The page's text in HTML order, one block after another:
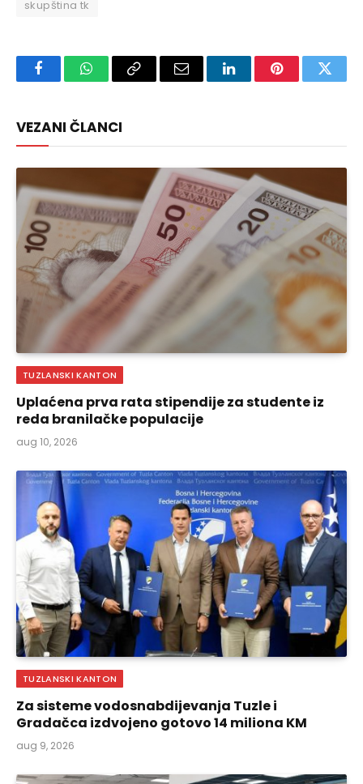
skupština tk
FacebookWhatsAppCopy
Email LinkedInPinterest
VEZANI ČLANCI
TUZLANSKI KANTON
Uplaćena prva rata stipendije za studente iz
reda branilačke populacije
aug 10, 2026
TUZLANSKI KANTON
Za sisteme vodosnabdijevanja Tuzle i
Gradačca izdvojeno gotovo 14 miliona KM
aug 9, 2026